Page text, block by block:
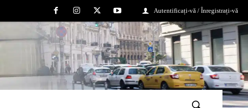
Autentificați-vă / Înregistrați-vă